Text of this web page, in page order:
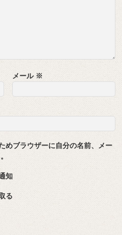
メール ※
めブラウザーに自分の名前、メー
知
る